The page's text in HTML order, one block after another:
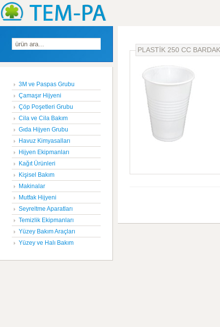
3M ve Paspas Grubu
Çamaşır Hijyeni
Çöp Poşetleri Grubu
Cila ve Cila Bakım
Gıda Hijyen Grubu
Havuz Kimyasalları
Hijyen Ekipmanları
Kağıt Ürünleri
Kişisel Bakım
Makinalar
Mutfak Hijyeni
Seyreltme Aparatları
Temizlik Ekipmanları
Yüzey Bakım Araçları
Yüzey ve Halı Bakım
PLASTİK 250 CC